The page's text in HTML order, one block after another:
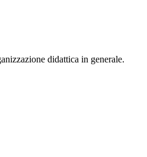
didattica in generale.